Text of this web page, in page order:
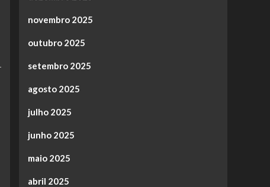
novembro 2025
outubro 2025
setembro 2025
agosto 2025
julho 2025
junho 2025
maio 2025
abril 2025